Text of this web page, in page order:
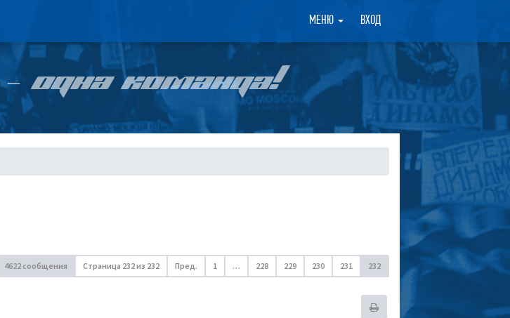
МЕНЮ ВХОД ×
ОДНА КОМАНДА!
4622 сообщения Страница 232из 232 Пред. 1 … 228 229 230 231 232